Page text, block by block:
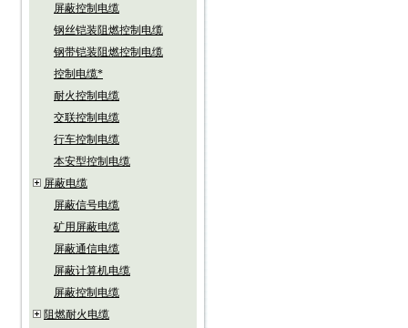
屏蔽控制电缆
钢丝铠装阻燃控制电缆
钢带铠装阻燃控制电缆
控制电缆*
耐火控制电缆
交联控制电缆
行车控制电缆
本安型控制电缆
屏蔽电缆
屏蔽信号电缆
矿用屏蔽电缆
屏蔽通信电缆
屏蔽计算机电缆
屏蔽控制电缆
阻燃耐火电缆